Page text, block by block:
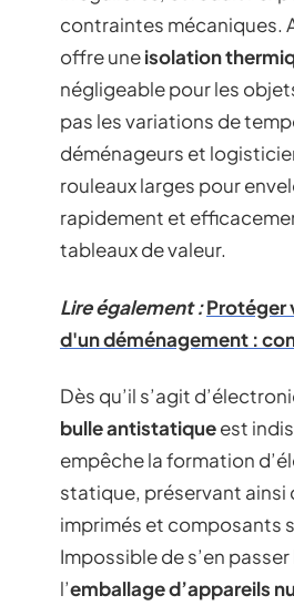
contraintes mécaniques.
offre uneisolation
négligeable pour les
pas les variations de
déménageurs et
rouleaux larges pour
rapidement et
tableaux de valeur.
Lire également :Protéger
d'un déménagement :
Dès qu’il s’agit
bulle antistatiqueest
empêche la formation
statique, préservant ainsi
imprimés et composants
Impossible de s’en
l’emballage d’appareils